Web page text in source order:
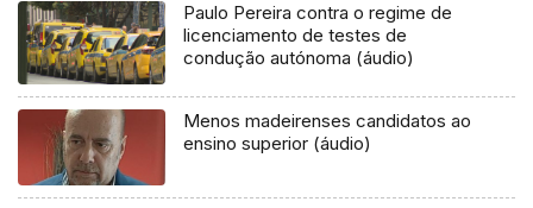
Paulo Pereira contra o regime de
licenciamento de testes de
condução autónoma (áudio)
Menos madeirenses candidatos ao
ensino superior (áudio)